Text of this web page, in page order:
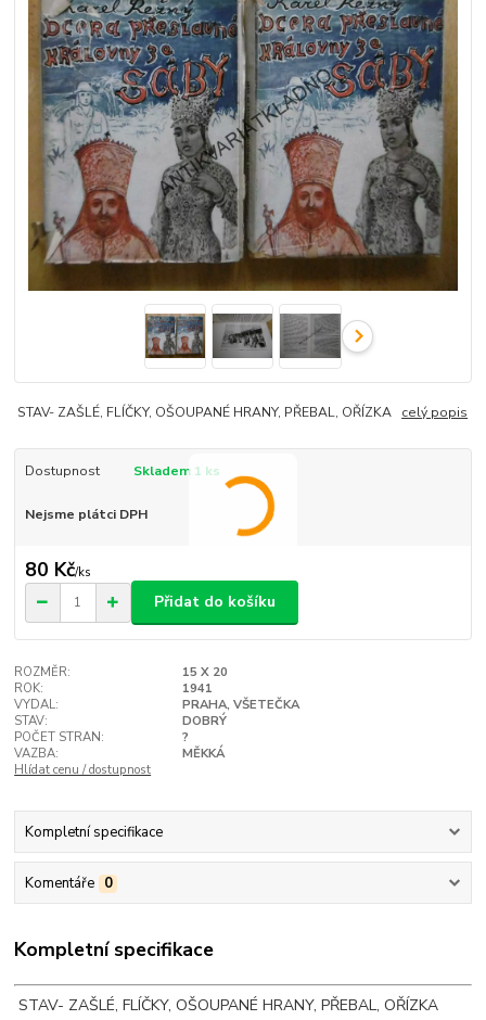
STAV- ZAŠLÉ, FLÍČKY, OŠOUPANÉ HRANY, PŘEBAL, OŘÍZKA celý popis
Dostupnost Skladem 1 ks
Nejsme plátci DPH
80 Kč/ks
Přidat do košíku
ROZMĚR:
15 X 20
ROK:
1941
VYDAL:
PRAHA, VŠETEČKA
STAV:
DOBRÝ
POČET STRAN:
?
VAZBA:
MĚKKÁ
Hlídat cenu / dostupnost
Kompletní specifikace
Komentáře 0
Kompletní specifikace
STAV- ZAŠLÉ, FLÍČKY, OŠOUPANÉ HRANY, PŘEBAL, OŘÍZKA